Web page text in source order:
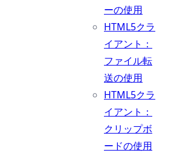
ーの使用
HTML5クラ
イアント：
ファイル転
送の使用
HTML5クラ
イアント：
クリップボ
ードの使用